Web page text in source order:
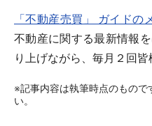
「不動産売買」 ガイドの
不動産に関する最新情報
り上げながら、毎月２回皆
※記事内容は執筆時点のもので
い。